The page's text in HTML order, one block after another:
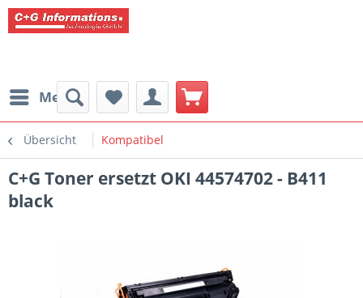
Menü
Übersicht Kompatibel
C+G Toner ersetzt OKI 44574702 - B411
black